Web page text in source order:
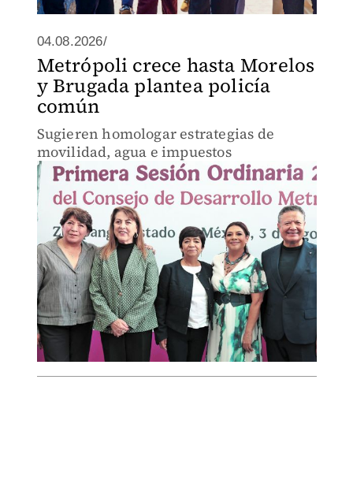
04.08.2026/
Metrópoli crece hasta Morelos
y Brugada plantea policía
común
Sugieren homologar estrategias de
movilidad, agua e impuestos